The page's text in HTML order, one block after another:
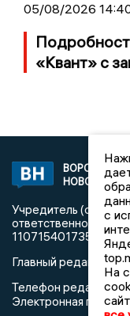
05/08/2026
«Квант» с
НОВОСТИ
Учредитель
1107154017354)
Главный редактор:
Телефон редакции:
Электронная почта
с
На